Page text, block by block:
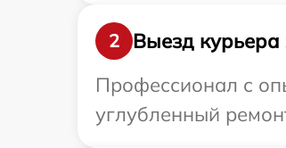
2
Выезд курьера
Профессионал с
углубленный